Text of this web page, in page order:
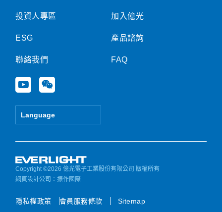
投資人專區
ESG
聯絡我們
Y
o
u
e
W
e
i
Language
加入億光
產品諮詢
FAQ
Copyright ©2026 億光電子工業股份有限公司 版權所有
網頁設計公司 ：振作國際
隱私權政策 會員服務條款 Sitemap